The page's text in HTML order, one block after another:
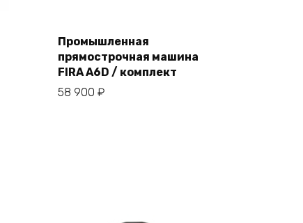
В корзину
Промышленная
прямострочная машина
FIRA A6D / комплект
58 900 ₽